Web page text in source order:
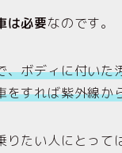
は必要なのです。
、ボディに付い
をすれば紫外線か
りたい人にとっ